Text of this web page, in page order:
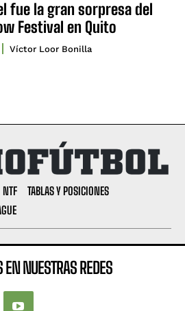
fue la gran sorpresa del
Festival en Quito
Víctor Loor Bonilla
NTF
TABLAS Y POSICIONES
EN NUESTRAS REDES